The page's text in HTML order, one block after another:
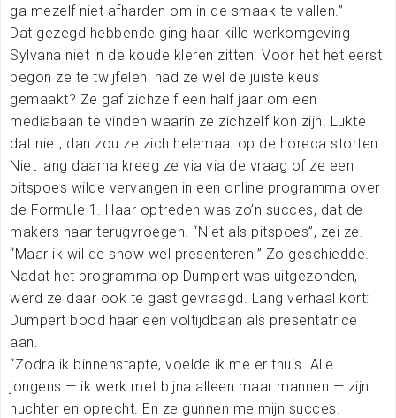
ga mezelf niet afharden om in de smaak te vallen.”
Dat gezegd hebbende ging haar kille werkomgeving
Sylvana niet in de koude kleren zitten. Voor het het eerst
begon ze te twijfelen: had ze wel de juiste keus
gemaakt? Ze gaf zichzelf een half jaar om een
mediabaan te vinden waarin ze zichzelf kon zijn. Lukte
dat niet, dan zou ze zich helemaal op de horeca storten.
Niet lang daarna kreeg ze via via de vraag of ze een
pitspoes wilde vervangen in een online programma over
de Formule 1. Haar optreden was zo’n succes, dat de
makers haar terugvroegen. “Niet als pitspoes”, zei ze.
“Maar ik wil de show wel presenteren.” Zo geschiedde.
Nadat het programma op Dumpert was uitgezonden,
werd ze daar ook te gast gevraagd. Lang verhaal kort:
Dumpert bood haar een voltijdbaan als presentatrice
aan.
“Zodra ik binnenstapte, voelde ik me er thuis. Alle
jongens — ik werk met bijna alleen maar mannen — zijn
nuchter en oprecht. En ze gunnen me mijn succes.